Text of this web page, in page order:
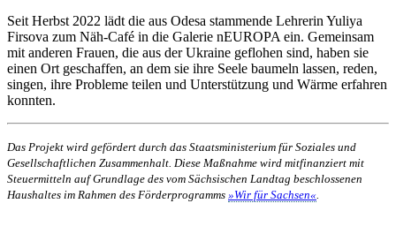
Seit Herbst 2022 lädt die aus Odesa stammende Lehrerin Yuliya
Firsova zum Näh-Café in die Galerie nEUROPA ein. Gemeinsam
mit anderen Frauen, die aus der Ukraine geflohen sind, haben sie
einen Ort geschaffen, an dem sie ihre Seele baumeln lassen, reden,
singen, ihre Probleme teilen und Unterstützung und Wärme erfahren
konnten.
Das Projekt wird gefördert durch das Staatsministerium für Soziales und
Gesellschaftlichen Zusammenhalt. Diese Maßnahme wird mitfinanziert mit
Steuermitteln auf Grundlage des vom Sächsischen Landtag beschlossenen
Haushaltes im Rahmen des Förderprogramms »Wir für Sachsen«